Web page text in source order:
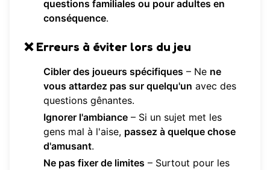
questions familiales ou pour adultes en
conséquence.
❌ Erreurs à éviter lors du jeu
Cibler des joueurs spécifiques – Ne ne
vous attardez pas sur quelqu'un avec des
questions gênantes.
Ignorer l'ambiance – Si un sujet met les
gens mal à l'aise, passez à quelque chose
d'amusant.
Ne pas fixer de limites – Surtout pour les